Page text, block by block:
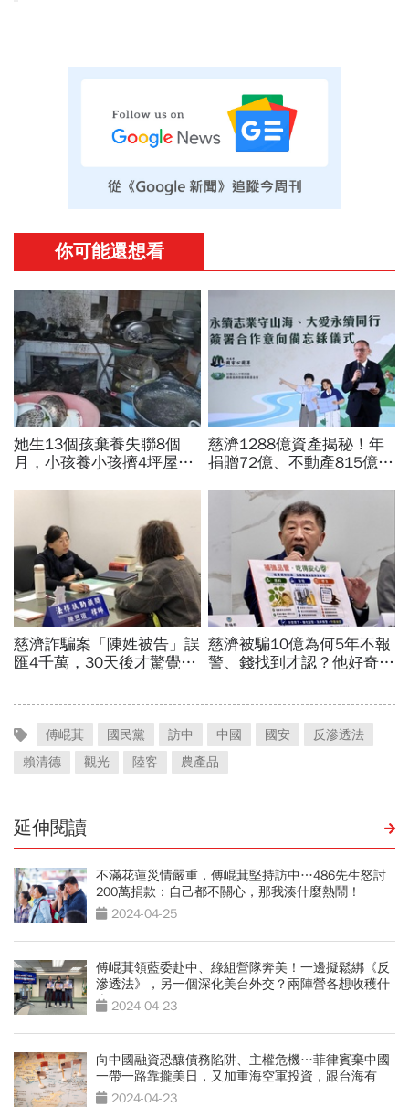
傅崐萁 國民黨 訪中 中國 國安
反滲透法
賴清德
觀光 陸客 農產品
延伸閱讀
不滿花蓮災情嚴重，傅崐萁堅持訪中…486先生怒討
200萬捐款：自己都不關心，那我湊什麼熱鬧！
2024-04-25
傅崐萁領藍委赴中、綠組營隊奔美！一邊擬鬆綁《反
滲透法》，另一個深化美台外交？兩陣營各想收穫什
麼 2024-04-23
向中國融資恐釀債務陷阱、主權危機…菲律賓棄中國
一帶一路靠攏美日，又加重海空軍投資，跟台海有
關？2024-04-23